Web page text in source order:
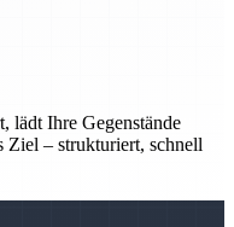
lädt Ihre Gegenstände
Ziel – strukturiert, schnell